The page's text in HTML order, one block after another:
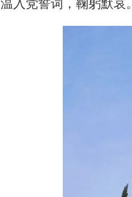
温入党誓词，鞠躬默哀。